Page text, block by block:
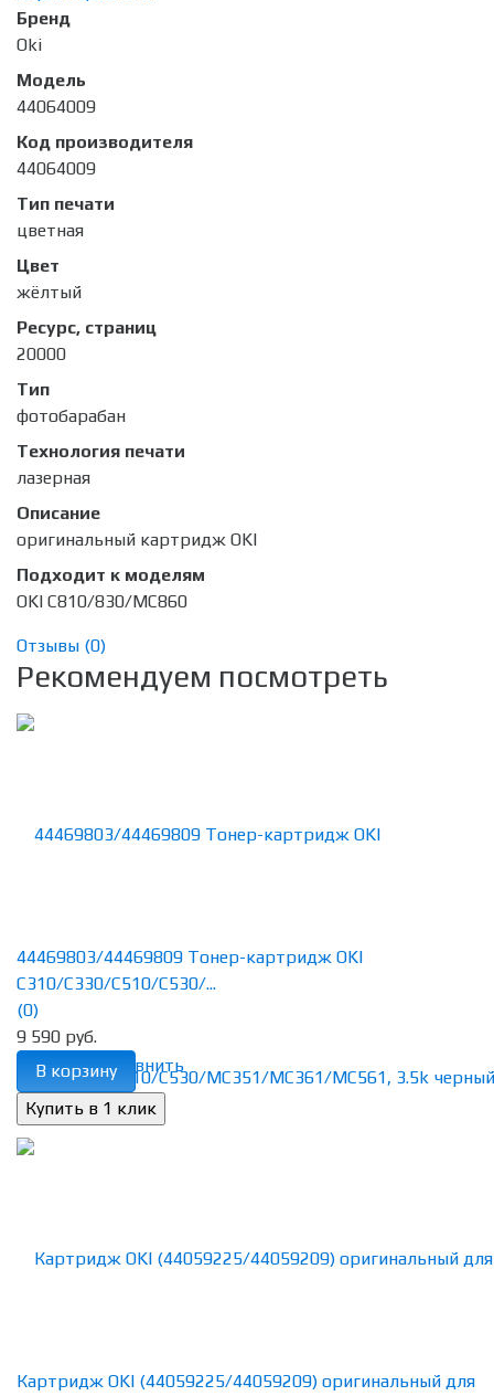
Бренд
Oki
Модель
44064009
Код производителя
44064009
Тип печати
цветная
Цвет
жёлтый
Ресурс, страниц
20000
Тип
фотобарабан
Технология печати
лазерная
Описание
оригинальный картридж OKI
Подходит к моделям
OKI C810/830/MC860
Отзывы (0)
Рекомендуем посмотреть
избранное сравнить
44469803/44469809 Тонер-картридж OKI
C310/C330/C510/C530/...
(0)
9 590 руб.
В корзину
Картридж OKI (44059225/44059209) оригинальный для